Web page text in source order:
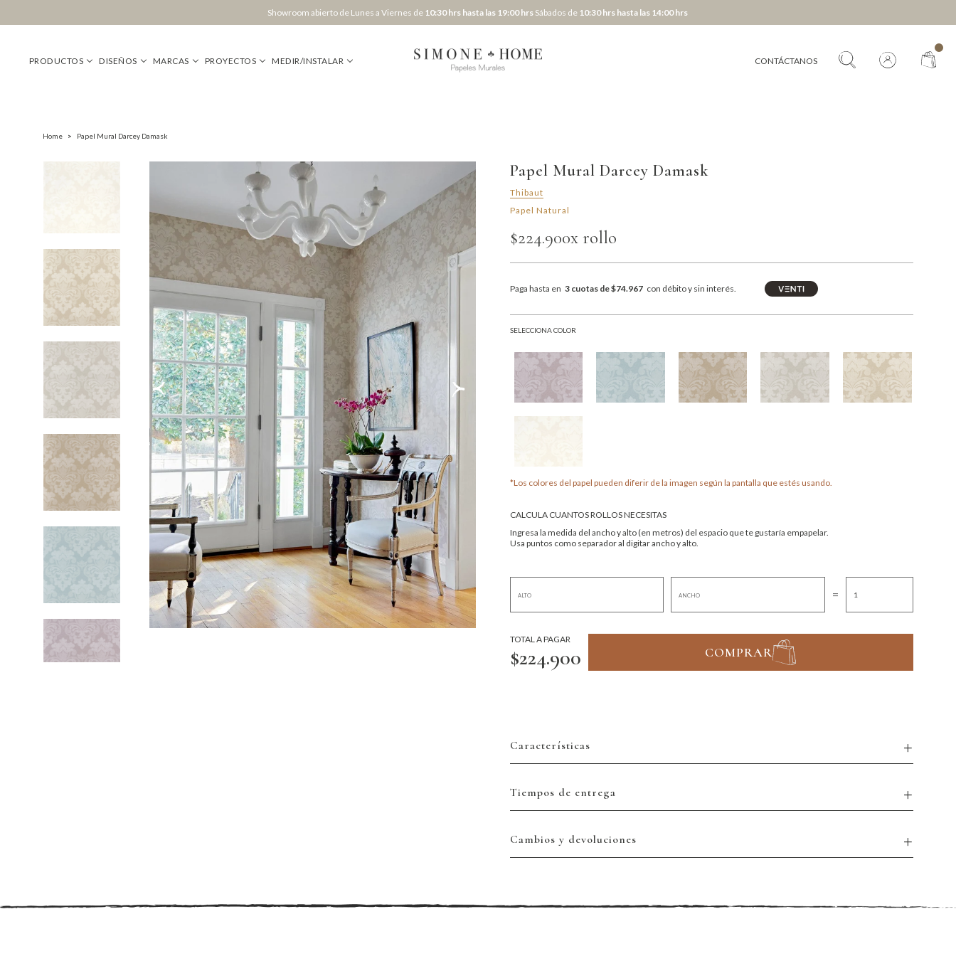
Showroom abierto de Lunes a Viernes de 10:30 hrs hasta las 19:00 hrs Sábados de 10:30 hrs hasta las 14:00 hrs
PRODUCTOS DISEÑOS MARCAS PROYECTOS MEDIR/INSTALAR CONTÁCTANOS
Home > Papel Mural Darcey Damask
Papel Mural Darcey Damask
Thibaut
Papel Natural
$224.900x rollo
Paga hasta en 3 cuotas de $74.967 con débito y sin interés.
SELECCIONA COLOR
*Los colores del papel pueden diferir de la imagen según la pantalla que estés usando.
CALCULA CUANTOS ROLLOS NECESITAS
Ingresa la medida del ancho y alto (en metros) del espacio que te gustaría empapelar.
Usa puntos como separador al digitar ancho y alto.
=
TOTAL A PAGAR
$224.900 COMPRAR
Características
Tiempos de entrega
Cambios y devoluciones